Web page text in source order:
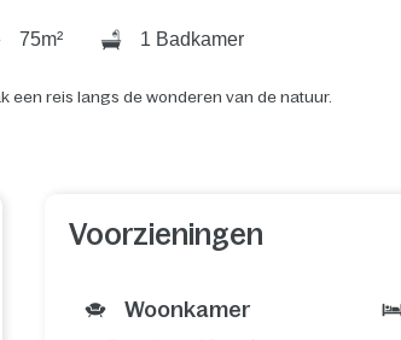
75m² 1 Badkamer
een reis langs de wonderen van de natuur.
Voorzieningen
Woonkamer